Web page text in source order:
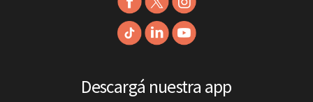
Descargá nuestra app